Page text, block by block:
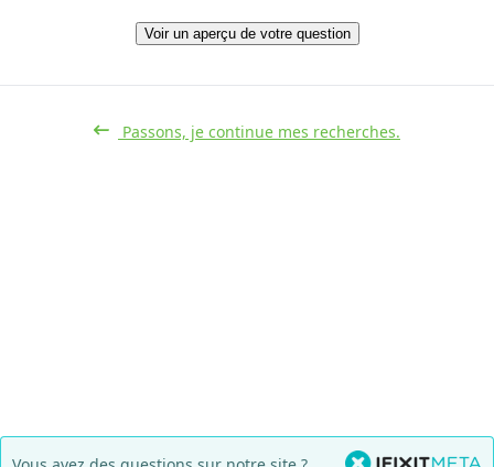
Voir un aperçu de votre question
Passons, je continue mes recherches.